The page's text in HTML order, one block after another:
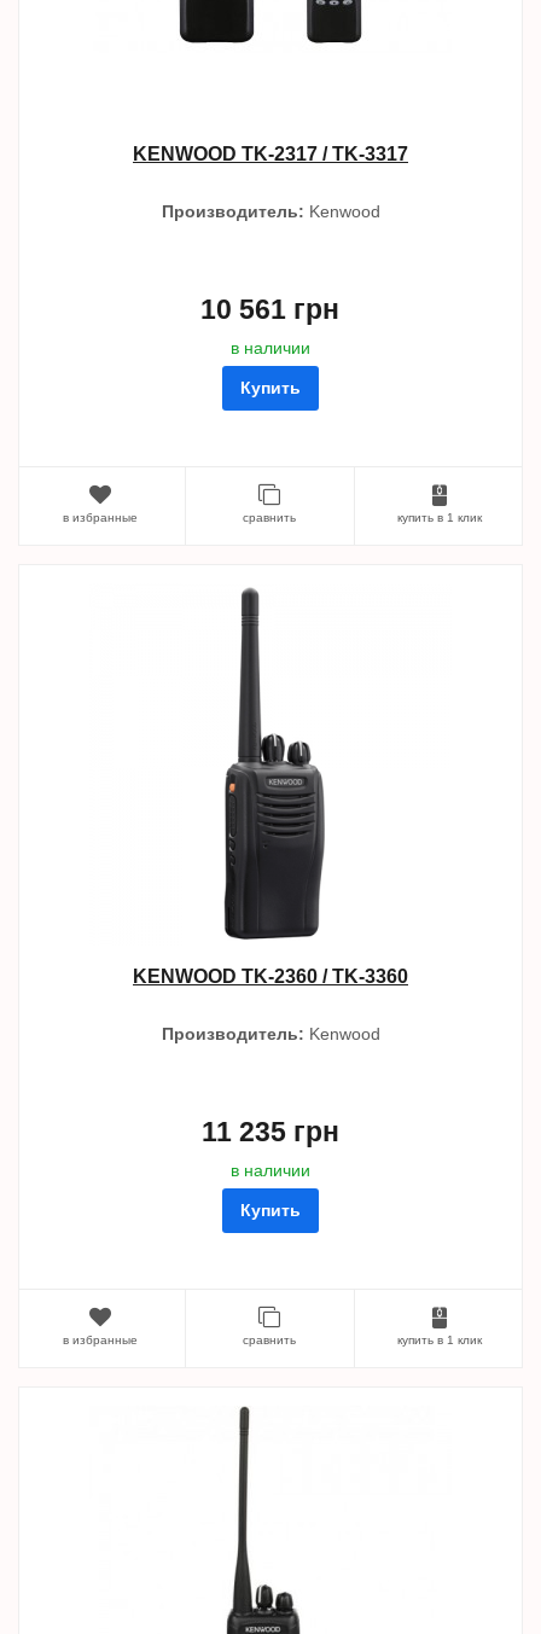
KENWOOD TK-2317 / TK-3317
Производитель: Kenwood
10 561 грн
в наличии
Купить
в избранные сравнить купить в 1 клик
KENWOOD TK-2360 / TK-3360
Производитель: Kenwood
11 235 грн
в наличии
Купить
в избранные сравнить купить в 1 клик